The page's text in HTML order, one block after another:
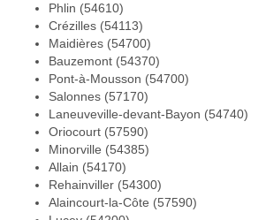
Phlin (54610)
Crézilles (54113)
Maidières (54700)
Bauzemont (54370)
Pont-à-Mousson (54700)
Salonnes (57170)
Laneuveville-devant-Bayon (54740)
Oriocourt (57590)
Minorville (54385)
Allain (54170)
Rehainviller (54300)
Alaincourt-la-Côte (57590)